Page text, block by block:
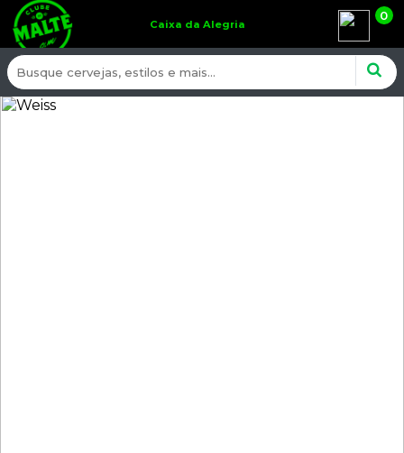
Caixa da Alegria
0